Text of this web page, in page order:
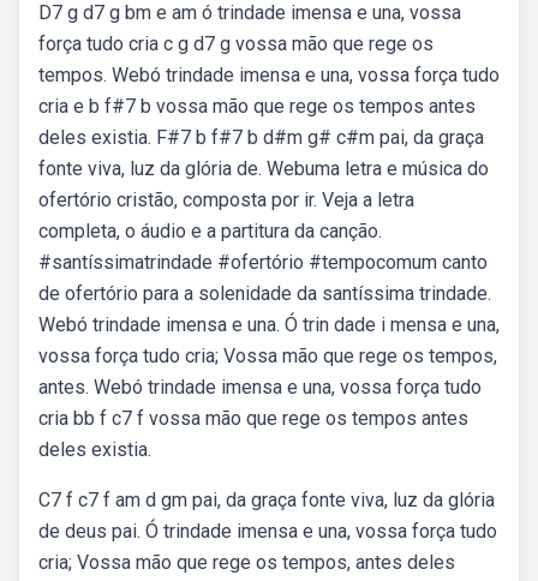
D7 g d7 g bm e am ó trindade imensa e una, vossa
força tudo cria c g d7 g vossa mão que rege os
tempos. Webó trindade imensa e una, vossa força tudo
cria e b f#7 b vossa mão que rege os tempos antes
deles existia. F#7 b f#7 b d#m g# c#m pai, da graça
fonte viva, luz da glória de. Webuma letra e música do
ofertório cristão, composta por ir. Veja a letra
completa, o áudio e a partitura da canção.
#santíssimatrindade #ofertório #tempocomum canto
de ofertório para a solenidade da santíssima trindade.
Webó trindade imensa e una. Ó trin dade i mensa e una,
vossa força tudo cria; Vossa mão que rege os tempos,
antes. Webó trindade imensa e una, vossa força tudo
cria bb f c7 f vossa mão que rege os tempos antes
deles existia.
C7 f c7 f am d gm pai, da graça fonte viva, luz da glória
de deus pai. Ó trindade imensa e una, vossa força tudo
cria; Vossa mão que rege os tempos, antes deles